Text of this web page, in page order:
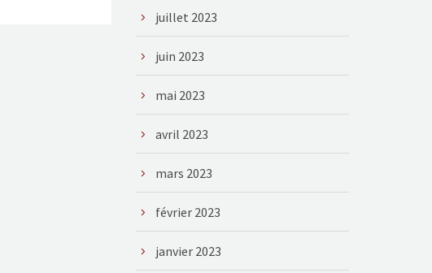
juillet 2023
juin 2023
mai 2023
avril 2023
mars 2023
février 2023
janvier 2023